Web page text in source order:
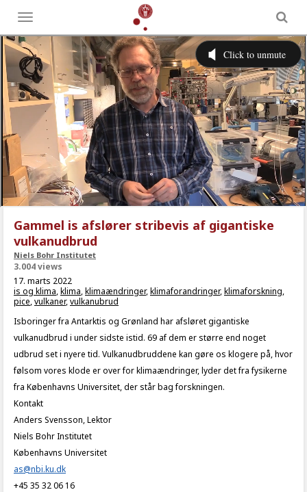
Toggle
menu
Gammel is afslører stribevis af gigantiske
vulkanudbrud
Niels Bohr Institutet
3.004 views
17. marts 2022
is og klima,klima,klimaændringer,klimaforandringer,klimaforskning,
pice,vulkaner,vulkanubrud
Isboringer fra Antarktis og Grønland har afsløret gigantiske
vulkanudbrud i under sidste istid. 69 af dem er større end noget
udbrud set i nyere tid. Vulkanudbruddene kan gøre os klogere på, hvor
følsom vores klode er over for klimaændringer, lyder det fra fysikerne
fra Københavns Universitet, der står bag forskningen.
Kontakt
Anders Svensson, Lektor
Niels Bohr Institutet
Københavns Universitet
as@nbi.ku.dk
+45 35 32 06 16